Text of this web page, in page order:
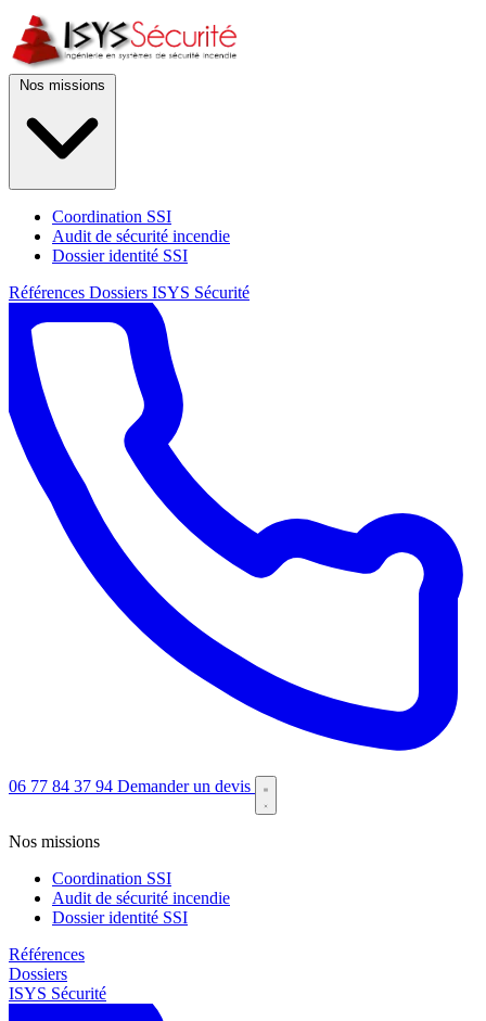
Coordination SSI
Audit de sécurité incendie
Dossier identité SSI
Références Dossiers ISYS Sécurité
06 77 84 37 94 Demander un devis
Nos missions
Coordination SSI
Audit de sécurité incendie
Dossier identité SSI
Références
Dossiers
ISYS Sécurité